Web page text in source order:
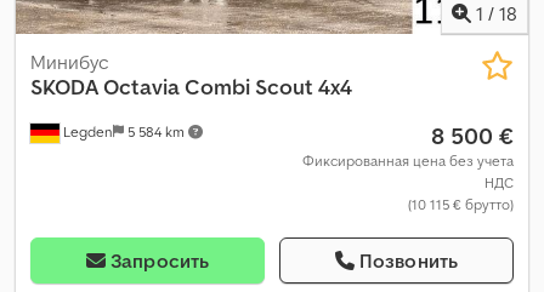
1 / 18
Legden 5 584 km
Минибус
SKODAOctavia Combi Scout 4x4
8 500 €
Фиксированная цена без учета
НДС
(10 115 € брутто)
Запросить Позвонить